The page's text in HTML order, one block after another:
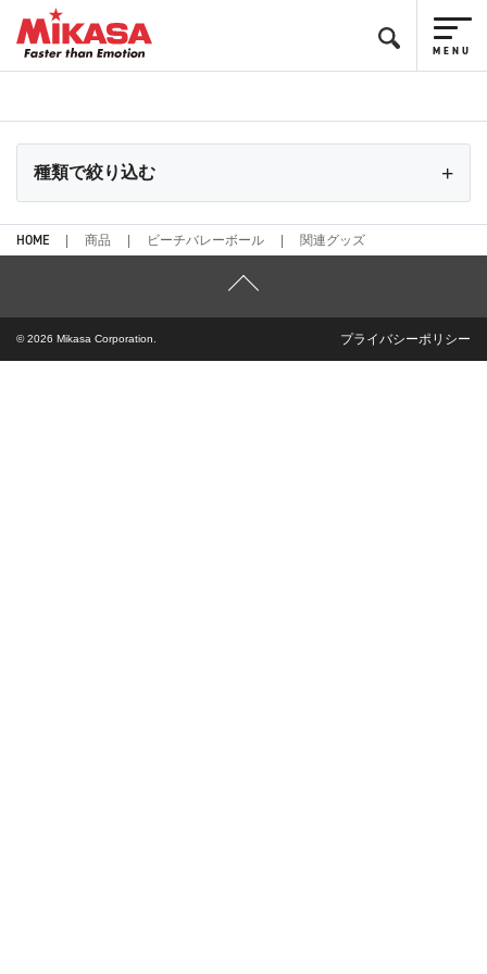
種類で絞り込む
HOME 商品 ビーチバレーボール 関連グッズ
© 2026 Mikasa Corporation. プライバシーポリシー